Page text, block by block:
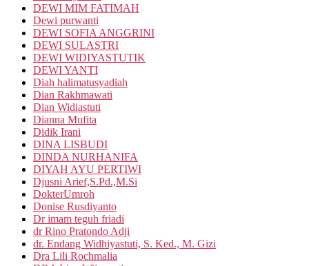
DEWI MIM FATIMAH
Dewi purwanti
DEWI SOFIA ANGGRINI
DEWI SULASTRI
DEWI WIDIYASTUTIK
DEWI YANTI
Diah halimatusyadiah
Dian Rakhmawati
Dian Widiastuti
Dianna Mufita
Didik Irani
DINA LISBUDI
DINDA NURHANIFA
DIYAH AYU PERTIWI
Djusni Arief,S.Pd.,M.Si
DokterUmroh
Donise Rusdiyanto
Dr imam teguh friadi
dr Rino Pratondo Adji
dr. Endang Widhiyastuti, S. Ked., M. Gizi
Dra Lili Rochmalia